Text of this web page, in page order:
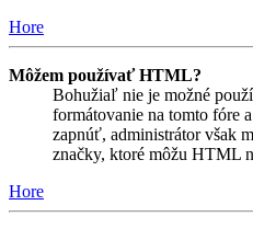
Hore
Môžem používať HTML?
Bohužiaľ nie je možné
formátovanie na tomto fóre
zapnúť, administrátor však
značky, ktoré môžu HTML
Hore